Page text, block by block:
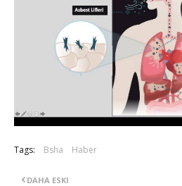
Tags: Bsha Haber
DAHA ESKI